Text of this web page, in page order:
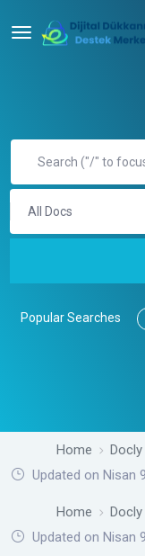
All Docs
Popular Searches
Home
Updated on Nisan
Home
Updated on Nisan